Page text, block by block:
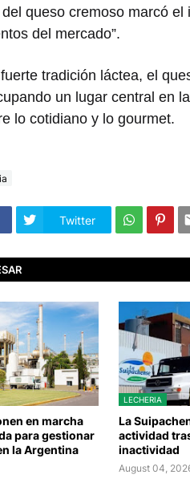
queso cremoso marcó
del mercado”.
tradición láctea, el
un lugar central en
lo cotidiano y lo gourmet.
Twitter
en marcha
para gestionar
la Argentina
LECHERIA
La
actividad
inactividad
August 04,